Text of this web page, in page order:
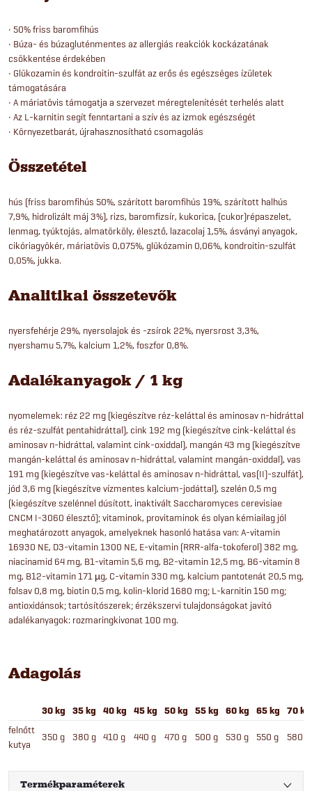
• 50% friss baromfihús
• Búza- és búzagluténmentes az allergiás reakciók kockázatának
csökkentése érdekében
• Glükozamin és kondroitin-szulfát az erős és egészséges ízületek
támogatására
• A máriatövis támogatja a szervezet méregtelenítését terhelés alatt
• Az L-karnitin segít fenntartani a szív és az izmok egészségét
• Környezetbarát, újrahasznosítható csomagolás
Összetétel
hús (friss baromfihús 50%, szárított baromfihús 19%, szárított halhús
7,9%, hidrolizált máj 3%), rizs, baromfizsír, kukorica, (cukor)répaszelet,
lenmag, tyúktojás, almatörköly, élesztő, lazacolaj 1,5%, ásványi anyagok,
cikóriagyökér, máriatövis 0,075%, glükózamin 0,06%, kondroitin-szulfát
0,05%, jukka.
Analitikai összetevők
nyersfehérje 29%, nyersolajok és -zsírok 22%, nyersrost 3,3%,
nyershamu 5,7%, kalcium 1,2%, foszfor 0,8%.
Adalékanyagok / 1 kg
nyomelemek: réz 22 mg (kiegészítve réz-keláttal és aminosav n-hidráttal
és réz-szulfát pentahidráttal), cink 192 mg (kiegészítve cink-keláttal és
aminosav n-hidráttal, valamint cink-oxiddal), mangán 43 mg (kiegészítve
mangán-keláttal és aminosav n-hidráttal, valamint mangán-oxiddal), vas
191 mg (kiegészítve vas-keláttal és aminosav n-hidráttal, vas(II)-szulfát),
jód 3,6 mg (kiegészítve vízmentes kalcium-jodáttal), szelén 0,5 mg
(kiegészítve szelénnel dúsított, inaktivált Saccharomyces cerevisiae
CNCM I-3060 élesztő); vitaminok, provitaminok és olyan kémiailag jól
meghatározott anyagok, amelyeknek hasonló hatása van: A-vitamin
16930 NE, D3-vitamin 1300 NE, E-vitamin (RRR-alfa-tokoferol) 382 mg,
niacinamid 64 mg, B1-vitamin 5,6 mg, B2-vitamin 12,5 mg, B6-vitamin 8
mg, B12-vitamin 171 µg, C-vitamin 330 mg, kalcium pantotenát 20,5 mg,
folsav 0,8 mg, biotin 0,5 mg, kolin-klorid 1680 mg; L-karnitin 150 mg;
antioxidánsok; tartósítószerek; érzékszervi tulajdonságokat javító
adalékanyagok: rozmaringkivonat 100 mg.
Adagolás
30 kg 35 kg 40 kg 45 kg 50 kg 55 kg 60 kg 65 kg 70 kg
felnőtt
kutya
350 g 380 g 410 g 440 g 470 g 500 g 530 g 550 g 580 g
Termékparaméterek